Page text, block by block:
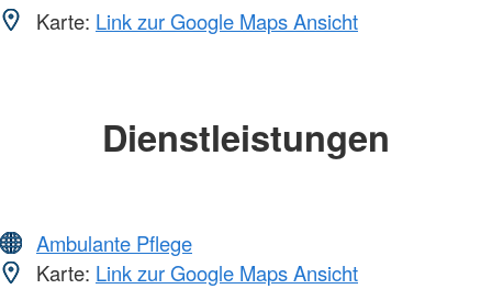
Karte: Link zur Google Maps Ansicht
Dienstleistungen
Ambulante Pflege
Karte: Link zur Google Maps Ansicht